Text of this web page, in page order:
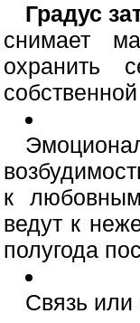
Градус
снимает
охранить
к
ведут к
полугода
Связь или